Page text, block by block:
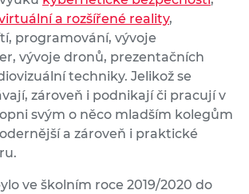
a rozšířené reality,
programování, vývoje
vývoje dronů, prezentačních
techniky. Jelikož se
zároveň i podnikají či pracují v
svým o něco mladším kolegům
a zároveň i praktické
ve školním roce 2019/2020 do